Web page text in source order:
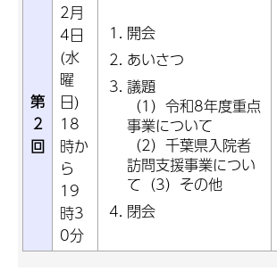
第
2
回
2月
4日
(水
曜
日)
18
時か
ら
19
時3
0分
開会
あいさつ
議題
（1）令和8年度重点
事業について
（2）千葉県入院者
訪問支援事業につい
て（3）その他
閉会